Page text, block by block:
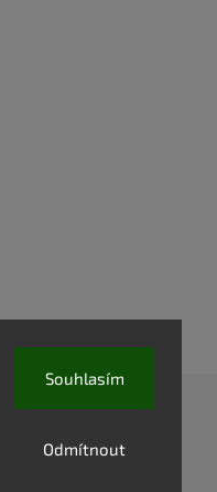
Odmítnout
Souhlasím